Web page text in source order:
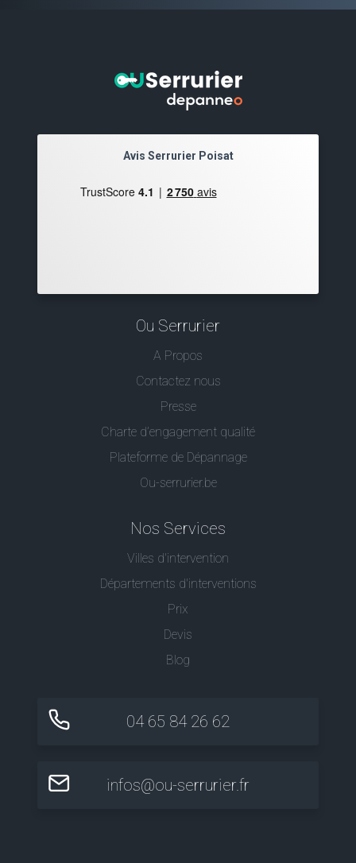
Avis Serrurier Poisat
Ou Serrurier
A Propos
Contactez nous
Presse
Charte d’engagement qualité
Plateforme de Dépannage
Ou-serrurier.be
Nos Services
Villes d'intervention
Départements d'interventions
Prix
Devis
Blog
04 65 84 26 62
infos@ou-serrurier.fr